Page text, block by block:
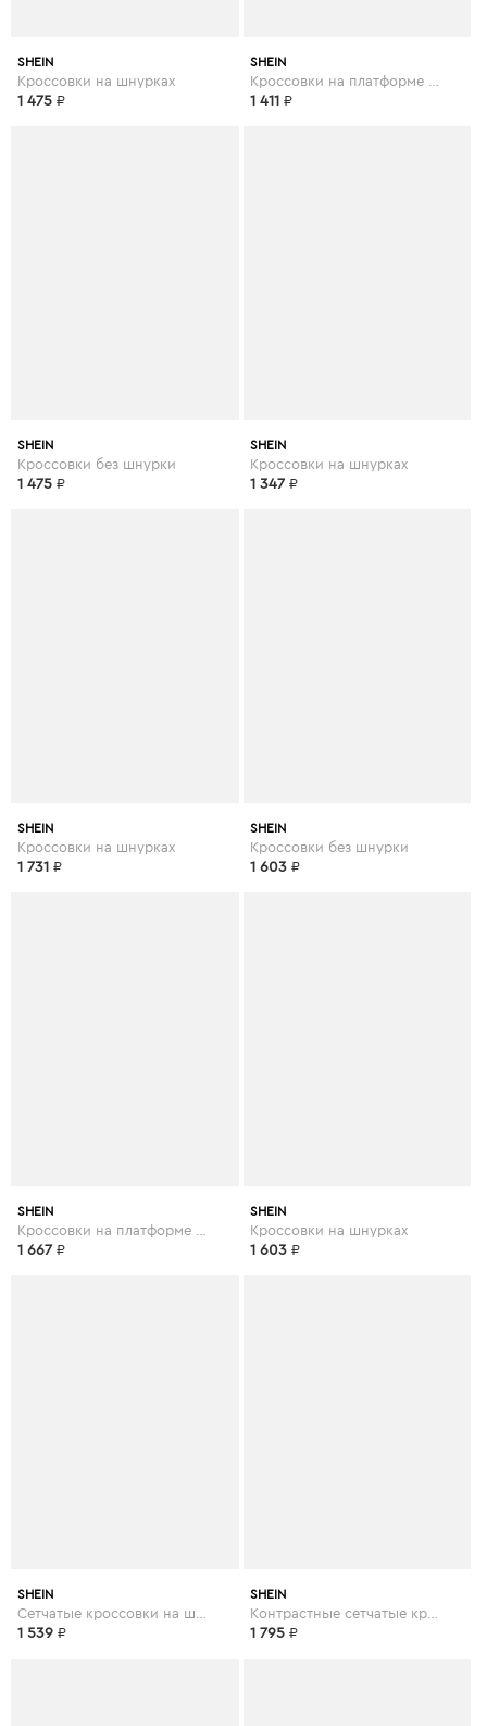
SHEIN
Кроссовки на шнурках
1 475 ₽
SHEIN
1 411 ₽
SHEIN
Кроссовки без шнурки
1 475 ₽
SHEIN
Кроссовки на шнурках
1 347 ₽
SHEIN
Кроссовки на шнурках
1 731 ₽
SHEIN
Кроссовки без шнурки
1 603 ₽
SHEIN
1 667 ₽
SHEIN
Кроссовки на шнурках
1 603 ₽
SHEIN
1 539 ₽
SHEIN
Контрастные сетчатые кроссовки на шнурках
1 795 ₽